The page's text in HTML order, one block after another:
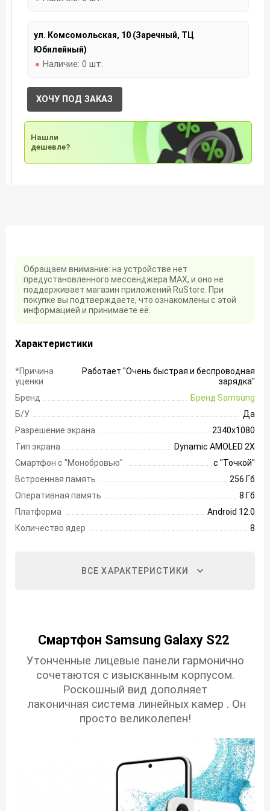
ул. Комсомольская, 10 (Заречный, ТЦ
Юбилейный)
Наличие: 0 шт.
ХОЧУ ПОД ЗАКАЗ
Нашли
дешевле?
Обращаем внимание: на устройстве нет
предустановленного мессенджера MAX, и оно не
поддерживает магазин приложений RuStore. При
покупке вы подтверждаете, что ознакомлены с этой
информацией и принимаете её.
Характеристики
*Причина
уценки
Работает "Очень быстрая и беспроводная
зарядка"
Бренд
Бренд Samsung
Б/У
Да
Разрешение экрана
2340х1080
Тип экрана
Dynamic AMOLED 2X
Смартфон с "Монобровью"
с "Точкой"
Встроенная память
256 Гб
Оперативная память
8 Гб
Платформа
Android 12.0
Количество ядер
8
ВСЕ ХАРАКТЕРИСТИКИ
Смартфон Samsung Galaxy S22
Утонченные лицевые панели гармонично
сочетаются с изысканным корпусом.
Роскошный вид дополняет
лаконичная система линейных камер . Он
просто великолепен!